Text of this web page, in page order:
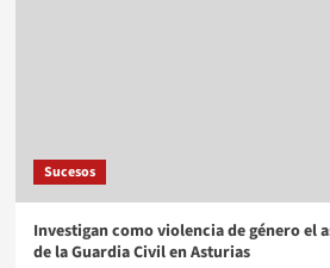
Sucesos
Investigan como violencia de género el
de la Guardia Civil en Asturias